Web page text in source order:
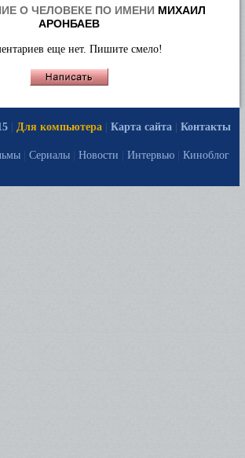
О ЧЕЛОВЕКЕ ПО ИМЕНИ МИХАИЛ
АРОНБАЕВ
еще нет. Пишите смело!
Для компьютера Карта сайта
Контакты
Сериалы Новости Интервью Киноблог